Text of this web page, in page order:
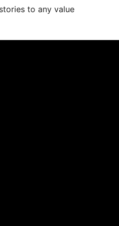
to any value